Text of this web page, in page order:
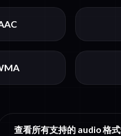
查看所有支持的 audio 格式